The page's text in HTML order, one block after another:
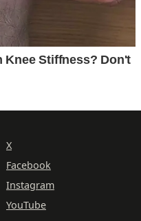
X
Facebook
Instagram
YouTube